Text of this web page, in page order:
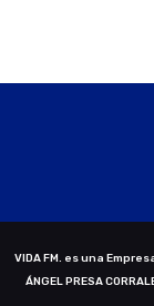
VIDA FM. es una
ÁNGEL PRESA